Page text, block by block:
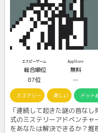
エスピーゲーム
総合順位
87位
AppStore
無料
--
ミステリー 美しい ドット
「連続して起きた謎の首な
式のミステリーアドベンチャ
をあなたは解決できるか？推